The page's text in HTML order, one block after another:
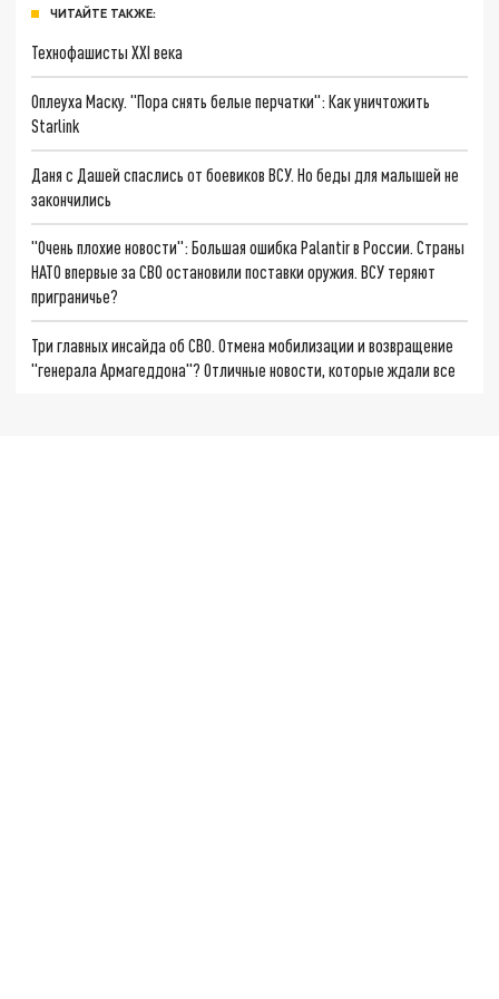
ЧИТАЙТЕ ТАКЖЕ:
Технофашисты XXI века
Оплеуха Маску. "Пора снять белые перчатки": Как уничтожить
Starlink
Даня с Дашей спаслись от боевиков ВСУ. Но беды для малышей не
закончились
"Очень плохие новости": Большая ошибка Palantir в России. Страны
НАТО впервые за СВО остановили поставки оружия. ВСУ теряют
приграничье?
Три главных инсайда об СВО. Отмена мобилизации и возвращение
"генерала Армагеддона"? Отличные новости, которые ждали все